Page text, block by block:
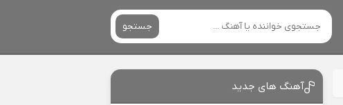
جستجو
آهنگ های جدید